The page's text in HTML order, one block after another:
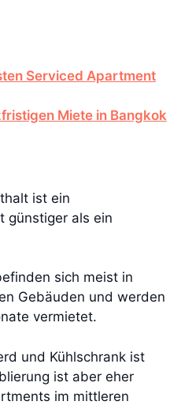
Serviced Apartment
Miete in Bangkok
ist ein
günstiger als ein
sich meist in
Gebäuden und werden
vermietet.
und Kühlschrank ist
ist aber eher
im mittleren